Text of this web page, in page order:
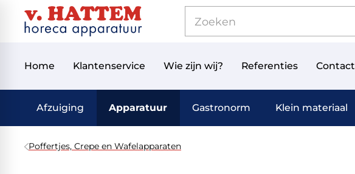
Home Klantenservice Wie zijn wij? Referenties Contact
Afzuiging Apparatuur Gastronorm Klein materiaal
Poffertjes, Crepe en Wafelapparaten